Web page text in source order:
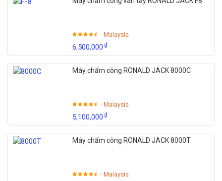
- Malaysia
6,500,000₫
Máy chấm công RONALD JACK 8000C
- Malaysia
5,100,000₫
Máy chấm công RONALD JACK 8000T
- Malaysia